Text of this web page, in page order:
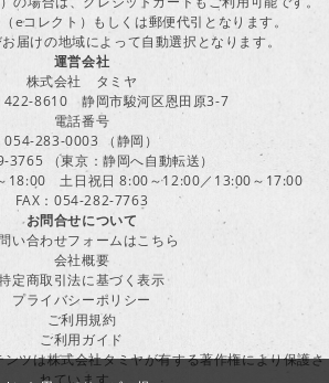
eコレクト）もしくは郵便代引となります。
届けの地域によって自動選択となります。
運営会社
株式会社 タミヤ
422-8610 静岡市駿河区恩田原3-7
電話番号
054-283-0003 （静岡）
3765 （東京：静岡へ自動転送）
18:00 土日祝日 8:00～12:00／13:00～17:00
FAX：054-282-7763
お問合せについて
い合わせフォームはこちら
会社概要
定商取引法に基づく表示
プライバシーポリシー
ご利用規約
ご利用ガイド
ツは株式会社タミヤが有する著作権により保護さ
れています。